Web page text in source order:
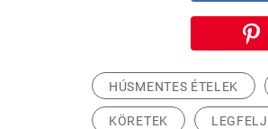
HÚSMENTES ÉTELEK
KÖRETEK